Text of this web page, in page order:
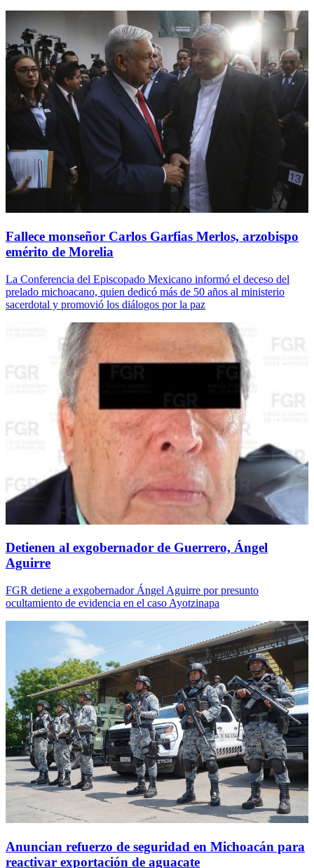
Fallece monseñor Carlos Garfias Merlos, arzobispo
emérito de Morelia
La Conferencia del Episcopado Mexicano informó el deceso del
prelado michoacano, quien dedicó más de 50 años al ministerio
sacerdotal y promovió los diálogos por la paz
Detienen al exgobernador de Guerrero, Ángel
Aguirre
FGR detiene a exgobernador Ángel Aguirre por presunto
ocultamiento de evidencia en el caso Ayotzinapa
Anuncian refuerzo de seguridad en Michoacán para
reactivar exportación de aguacate